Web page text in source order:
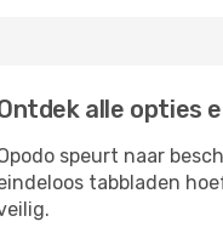
alle opties
speurt naar
tabbladen